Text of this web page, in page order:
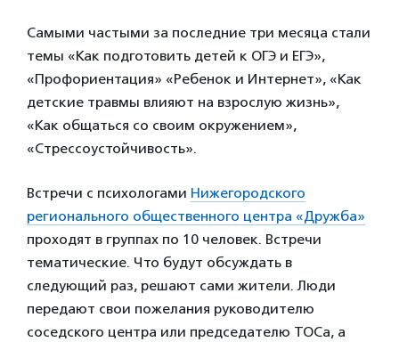
Самыми частыми за последние три месяца стали
темы «Как подготовить детей к ОГЭ и ЕГЭ»,
«Профориентация» «Ребенок и Интернет», «Как
детские травмы влияют на взрослую жизнь»,
«Как общаться со своим окружением»,
«Стрессоустойчивость».
Встречи с психологами Нижегородского
регионального общественного центра «Дружба»
проходят в группах по 10 человек. Встречи
тематические. Что будут обсуждать в
следующий раз, решают сами жители. Люди
передают свои пожелания руководителю
соседского центра или председателю ТОСа, а